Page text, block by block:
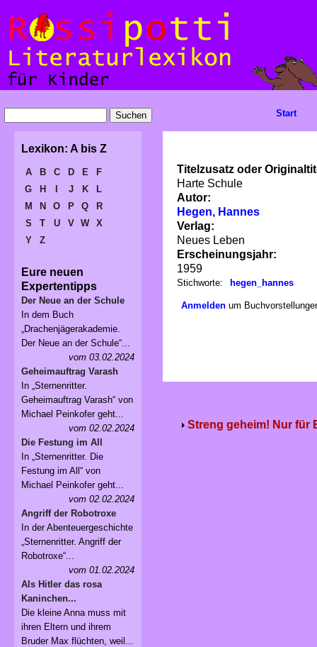
Titelzusatz oder
Harte Schule
Autor:
Hegen, Hannes
Verlag:
Neues Leben
Erscheinungsjahr:
1959
Stichworte: hegen_hannes
Anmelden um
Streng geheim! Nur für
Start
Lexikon: A bis Z
A B C D E
F
G
H J K
L
M
N O P Q
R
S
T U V W
X
Y
Z
Eure neuen
Expertentipps
Der Neue an der Schule
In dem Buch
„Drachenjägerakademie.
Der Neue an der Schule“...
vom 03.02.2024
Geheimauftrag Varash
In „Sternenritter.
Geheimauftrag Varash“ von
Michael Peinkofer geht...
vom 02.02.2024
Die Festung im All
In „Sternenritter. Die
Festung im All“ von
Michael Peinkofer geht...
vom 02.02.2024
Angriff der Robotroxe
In der Abenteuergeschichte
„Sternenritter. Angriff der
Robotroxe“...
vom 01.02.2024
Als Hitler das rosa
Kaninchen...
Die kleine Anna muss mit
ihren Eltern und ihrem
Bruder Max flüchten, weil...